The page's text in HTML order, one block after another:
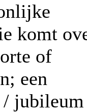
komt
of
een